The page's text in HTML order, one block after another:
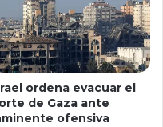
ordena evacuar el
de Gaza ante
ofensiva